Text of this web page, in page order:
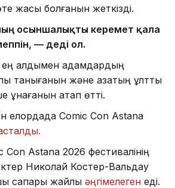
жақсы болғанын жеткізді.
осыншалықты керемет қала
— деді ол.
ең алдымен адамдардың
танығанын және қазақтың ұлттық
ұнағанын атап өтті.
елордада Comic Con Astana
Con Astana 2026 фестивалінің
Николай Костер-Вальдау
сапары жайлы әңгімелеген еді.